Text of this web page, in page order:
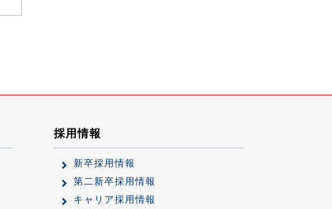
採用情報
新卒採用情報
第二新卒採用情報
キャリア採用情報